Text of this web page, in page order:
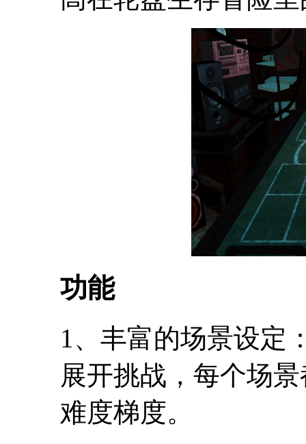
功能
1、丰富的场景设定
展开挑战，每个场
难度梯度。